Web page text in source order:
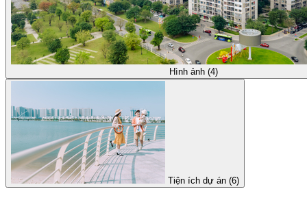
Hình ảnh (4)
Tiện ích dự án (6)